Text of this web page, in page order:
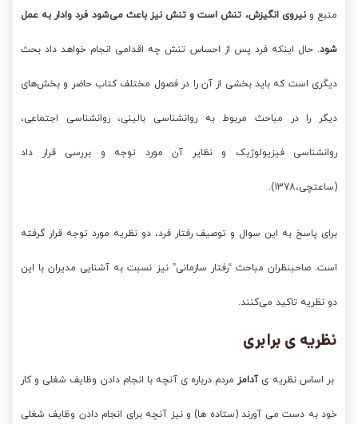
منبع ونیروی انگیزش، تنش است و تنش نیز باعث می‌شود فرد وادار به عمل
شود. حال اینکه فرد پس از احساس تنش چه اقدامی انجام خواهد داد بحث
دیگری است که باید بخشی از آن را در فصول مختلف کتاب حاضر و بخش‌های
دیگر را در مباحث مربوط به روانشناسی بالینی، روانشناسی اجتماعی،
روانشناسی فیزیولوژیک و نظایر آن مورد توجه و بررسی قرار داد
(ساعتچی،1378).
برای پاسخ به این سوال و توصیف رفتار فرد، دو نظریه مورد توجه قرار گرفته
است. صاحبنظران مباحث “رفتار سازمانی” نیز نسبت به آشنایی مدیران با این
دو نظریه تاکید می‌کنند.
نظریه ی برابری
بر اساس نظریه یآدامز مردم درباره ی آنچه با انجام دادن وظایف شغلی و کار
خود به دست می آورند (ستاده ها) و نیز آنچه برای انجام دادن وظایف شغلی